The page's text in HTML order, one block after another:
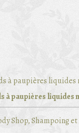
à paupières liquides